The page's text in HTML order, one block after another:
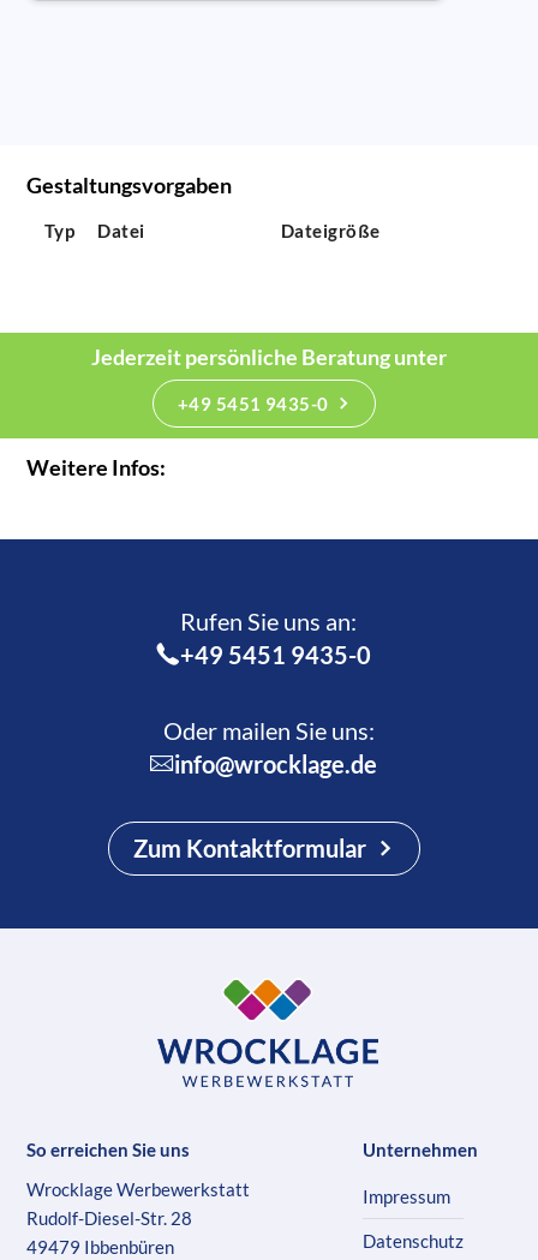
Gestaltungsvorgaben
Typ Datei Dateigröße
Jederzeit persönliche Beratung unter
+49 5451 9435-0
Weitere Infos:
Rufen Sie uns an:­
+49 5451 9435-0
Oder mailen Sie uns:
info@wrocklage.de
Zum Kontaktformular
So erreichen Sie uns
Wrocklage Werbewerkstatt
Rudolf-Diesel-Str. 28
49479 Ibbenbüren
Unternehmen
Impressum
Datenschutz